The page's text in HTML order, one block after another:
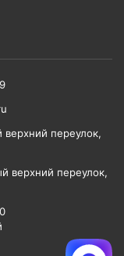
верхний переулок,
верхний переулок,